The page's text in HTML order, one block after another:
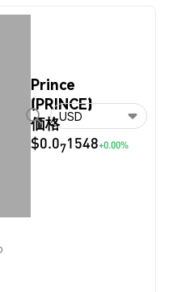
Prince
(PRINCE)
価格
$0.071548+0.00%
USD